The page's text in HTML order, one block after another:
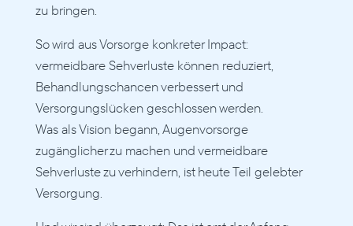
zu bringen.
So wird aus Vorsorge konkreter Impact:
vermeidbare Sehverluste können reduziert,
Behandlungschancen verbessert und
Versorgungslücken geschlossen werden.
Was als Vision begann, Augenvorsorge
zugänglicher zu machen und vermeidbare
Sehverluste zu verhindern, ist heute Teil gelebter
Versorgung.